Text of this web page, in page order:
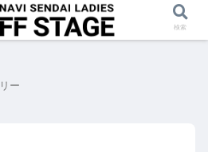
ー
検索